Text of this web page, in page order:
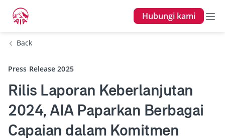
Hubungi kami
Back
Press Release 2025
Rilis Laporan Keberlanjutan
2024, AIA Paparkan Berbagai
Capaian dalam Komitmen